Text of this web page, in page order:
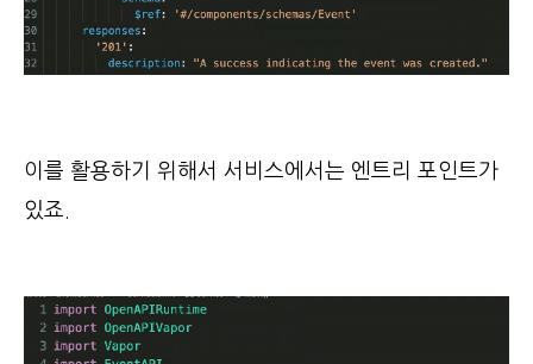
이를 활용하기 위해서 서비스에서는 엔트리 포인트가
있죠.